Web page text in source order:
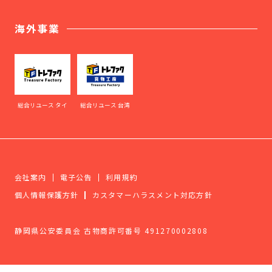
海外事業
総合リユース タイ 総合リユース 台湾
会社案内 電子公告
利用規約
個人情報保護方針
カスタマーハラスメント対応方針
静岡県公安委員会 古物商許可番号 491270002808